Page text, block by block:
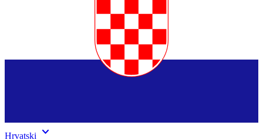
Hrvatski keyboard_arrow_down